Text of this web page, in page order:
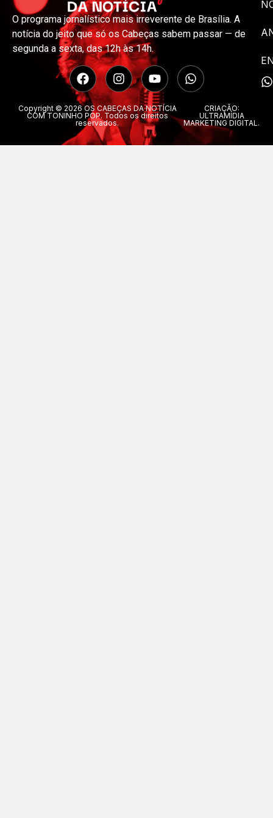
O programa jornalístico mais irreverente de Brasília. A
notícia do jeito que só os Cabeças sabem passar — de
segunda a sexta, das 12h às 14h.
Copyright © 2026 OS CABEÇAS DA NOTÍCIA
COM TONINHO POP. Todos os direitos
reservados.
CRIAÇÃO:
ULTRAMÍDIA
MARKETING DIGITAL.